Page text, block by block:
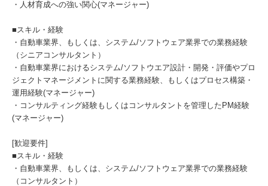
・人材育成への強い関心(マネージャー)
■スキル・経験
・自動車業界、もしくは、システム/ソフトウェア業界での業務経験
（シニアコンサルタント）
・自動車業界におけるシステム/ソフトウエア設計・開発・評価やプロ
ジェクトマネージメントに関する業務経験、もしくはプロセス構築・
運用経験(マネージャー)
・コンサルティング経験もしくはコンサルタントを管理したPM経験
(マネージャー)
[歓迎要件]
■スキル・経験
・自動車業界、もしくは、システム/ソフトウェア業界での業務経験
（コンサルタント）